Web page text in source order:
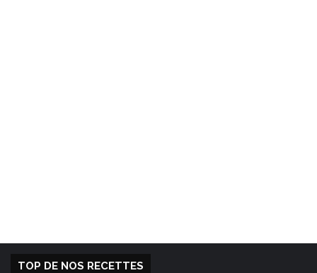
TOP DE NOS RECETTES